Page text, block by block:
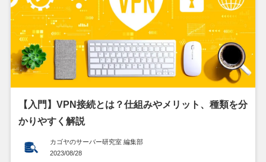
【入門】VPN接続とは？仕組みやメリット、種類を分
かりやすく解説
カゴヤのサーバー研究室 編集部
2023/08/28